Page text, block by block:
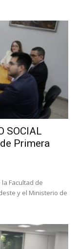
SOCIAL
Primera
Facultad de
y el Ministerio de